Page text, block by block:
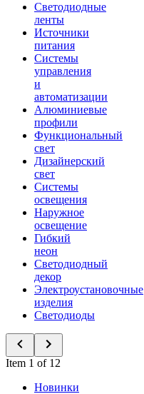
Светодиодные
ленты
Источники
питания
Системы
управления
и
автоматизации
Алюминиевые
профили
Функциональный
свет
Дизайнерский
свет
Системы
освещения
Наружное
освещение
Гибкий
неон
Светодиодный
декор
Электроустановочные
изделия
Светодиоды
Item 1 of 12
Новинки